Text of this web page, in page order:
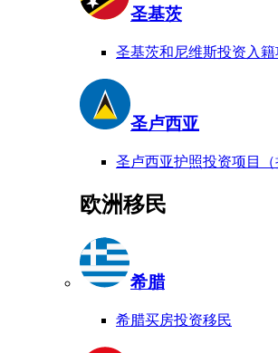
圣基茨
圣基茨和尼维斯投资入籍
圣卢西亚
圣卢西亚护照投资项目（
欧洲移民
希腊
希腊买房投资移民